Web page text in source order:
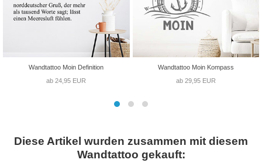
Wandtattoo Moin Definition
ab 24,95 EUR
Wandtattoo Moin Kompass
ab 29,95 EUR
Diese Artikel wurden zusammen mit diesem
Wandtattoo gekauft: